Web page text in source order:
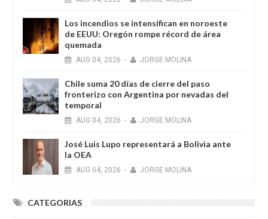
Los incendios se intensifican en noroeste
de EEUU: Oregón rompe récord de área
quemada
AUG 04, 2026 - JORGE MOLINA
Chile suma 20 días de cierre del paso
fronterizo con Argentina por nevadas del
temporal
AUG 04, 2026 - JORGE MOLINA
José Luis Lupo representará a Bolivia ante
la OEA
AUG 04, 2026 - JORGE MOLINA
CATEGORIAS